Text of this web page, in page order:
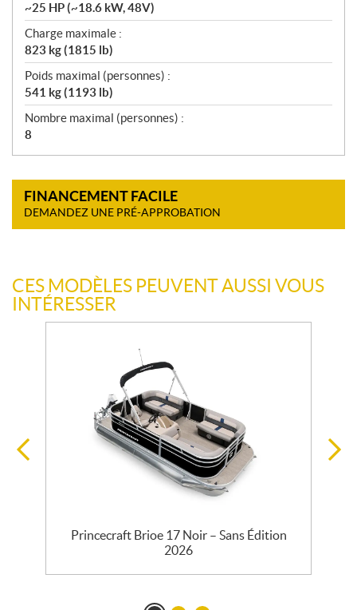
~25 HP (~18.6 kW, 48V)
Charge maximale :
823 kg (1815 lb)
Poids maximal (personnes) :
541 kg (1193 lb)
Nombre maximal (personnes) :
8
FINANCEMENT FACILE
DEMANDEZ UNE PRÉ-APPROBATION
CES MODÈLES PEUVENT AUSSI VOUS
INTÉRESSER
Princecraft Brioe 17 Noir – Sans Édition
2026